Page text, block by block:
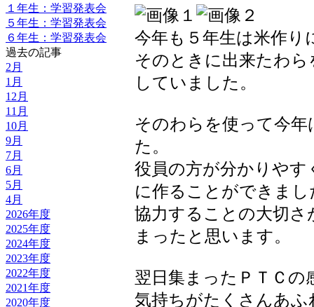
１年生：学習発表会
５年生：学習発表会
６年生：学習発表会
過去の記事
2月
1月
12月
11月
10月
9月
7月
6月
5月
4月
2026年度
2025年度
2024年度
2023年度
2022年度
2021年度
2020年度
今年も５年生は米作り
そのときに出来たわ
していました。
そのわらを使って今
た。
役員の方が分かりや
に作ることができまし
協力することの大切さ
まったと思います。
翌日集まったＰＴＣの
気持ちがたくさんあ